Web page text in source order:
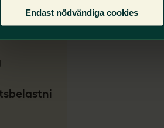
Endast nödvändiga cookies